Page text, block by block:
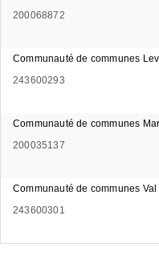
200068872
Communauté de communes
243600293
Communauté de communes
200035137
Communauté de communes
243600301